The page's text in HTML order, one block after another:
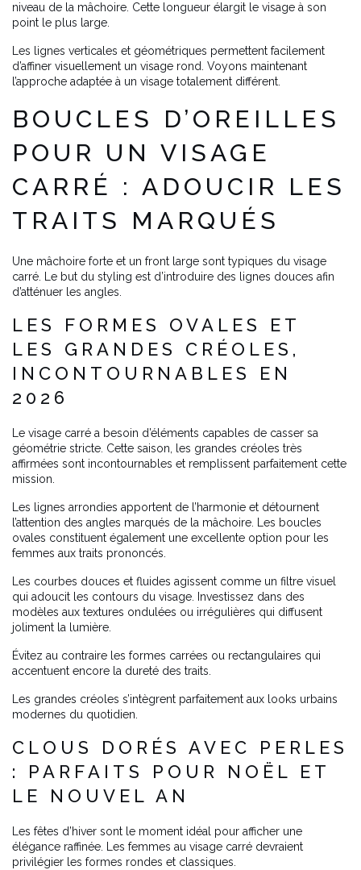
niveau de la mâchoire. Cette longueur élargit le visage à son
point le plus large.
Les lignes verticales et géométriques permettent facilement
d’affiner visuellement un visage rond. Voyons maintenant
l’approche adaptée à un visage totalement différent.
BOUCLES D’OREILLES
POUR UN VISAGE
CARRÉ : ADOUCIR LES
TRAITS MARQUÉS
Une mâchoire forte et un front large sont typiques du visage
carré. Le but du styling est d’introduire des lignes douces afin
d’atténuer les angles.
LES FORMES OVALES ET
LES GRANDES CRÉOLES,
INCONTOURNABLES EN
2026
Le visage carré a besoin d’éléments capables de casser sa
géométrie stricte. Cette saison, les grandes créoles très
affirmées sont incontournables et remplissent parfaitement cette
mission.
Les lignes arrondies apportent de l’harmonie et détournent
l’attention des angles marqués de la mâchoire. Les boucles
ovales constituent également une excellente option pour les
femmes aux traits prononcés.
Les courbes douces et fluides agissent comme un filtre visuel
qui adoucit les contours du visage. Investissez dans des
modèles aux textures ondulées ou irrégulières qui diffusent
joliment la lumière.
Évitez au contraire les formes carrées ou rectangulaires qui
accentuent encore la dureté des traits.
Les grandes créoles s’intègrent parfaitement aux looks urbains
modernes du quotidien.
CLOUS DORÉS AVEC PERLES
: PARFAITS POUR NOËL ET
LE NOUVEL AN
Les fêtes d’hiver sont le moment idéal pour afficher une
élégance raffinée. Les femmes au visage carré devraient
privilégier les formes rondes et classiques.